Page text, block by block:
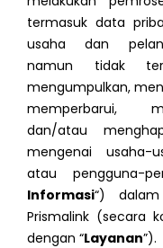
termasuk data
usaha dan
namun tidak
mengumpulkan,
memperbarui,
dan/atau
mengenai usaha-
atau pengguna-
Informasi“)
Prismalink (secara
dengan “Layanan”).